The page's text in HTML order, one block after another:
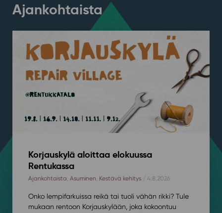
Ajankohtaista
Korjauskylä aloittaa elokuussa
Rentukassa
Ajankohtaista Asuminen Kestävä kehitys/ 4.8.2026
Onko lempifarkuissa reikä tai tuoli vähän rikki? Tule
mukaan rentoon Korjauskylään, joka kokoontuu